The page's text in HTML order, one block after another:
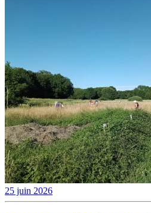
25 juin 2026